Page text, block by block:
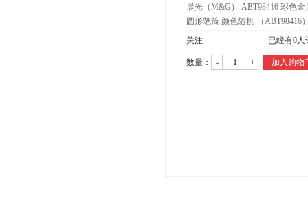
晨光（M&G） ABT98416 彩色金
圆形笔筒 颜色随机 （ABT98416
关注
已经有0人
数量： - + 加入购物